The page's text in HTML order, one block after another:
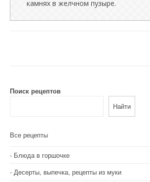
камнях в желчном пузыре.
Поиск рецептов
Найти
Все рецепты
Блюда в горшочке
Десерты, выпечка, рецепты из муки